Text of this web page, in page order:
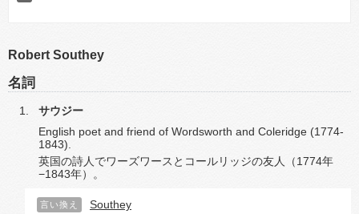
Robert Southey
名詞
サウジー
English poet and friend of Wordsworth and Coleridge (1774-
1843).
英国の詩人でワーズワースとコールリッジの友人（1774年
−1843年）。
言い換え Southey